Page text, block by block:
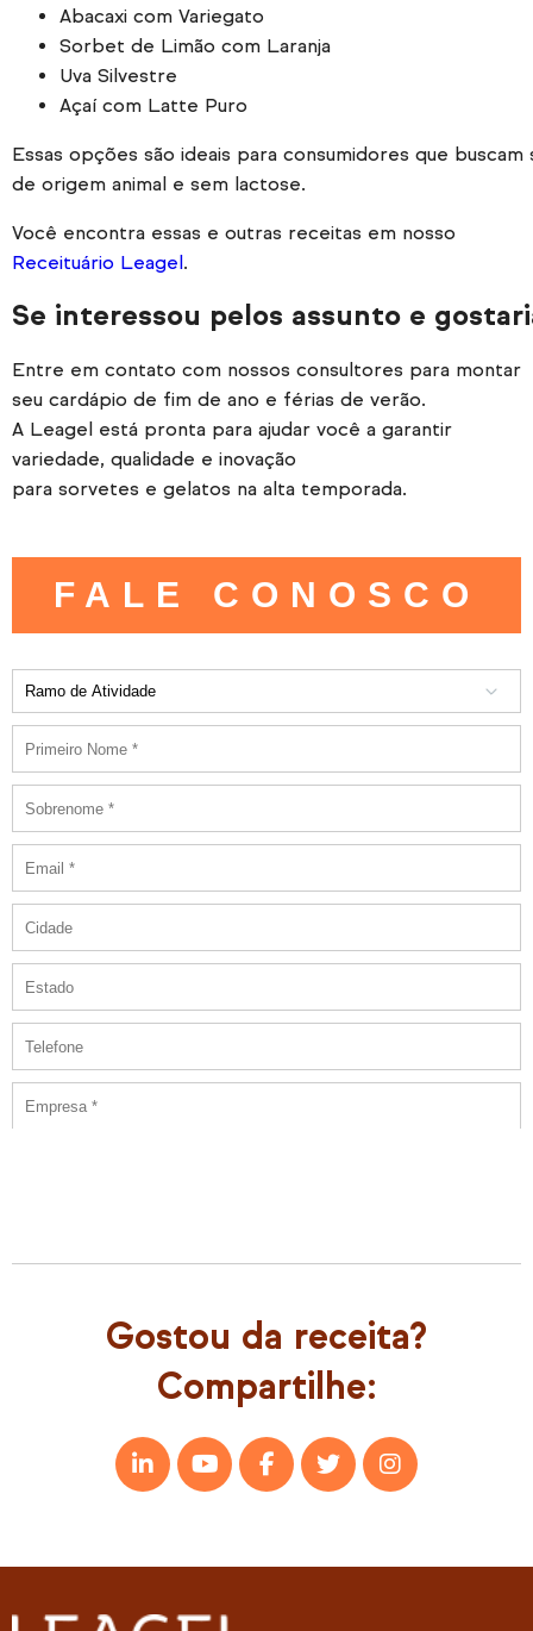
Abacaxi com Variegato
Sorbet de Limão com Laranja
Uva Silvestre
Açaí com Latte Puro
Essas opções são ideais para consumidores que
de origem animal e sem lactose.
Você encontra essas e outras receitas em nosso
Receituário Leagel .
Se interessou pelos assunto e
Entre em contato com nossos consultores para montar
seu cardápio de fim de ano e férias de verão.
A Leagel está pronta para ajudar você a garantir
variedade, qualidade e inovação
para sorvetes e gelatos na alta temporada.
Gostou da receita?
Compartilhe: